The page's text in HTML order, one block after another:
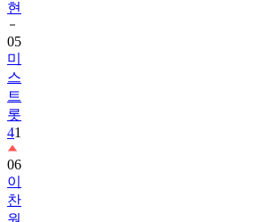
05
미
스
트
롯
41
06
이
찬
원
1